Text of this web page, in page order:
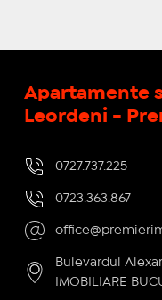
Apartamente
Leordeni -
0727.737.225
0723.363.867
Bulevardul
IMOBILIARE